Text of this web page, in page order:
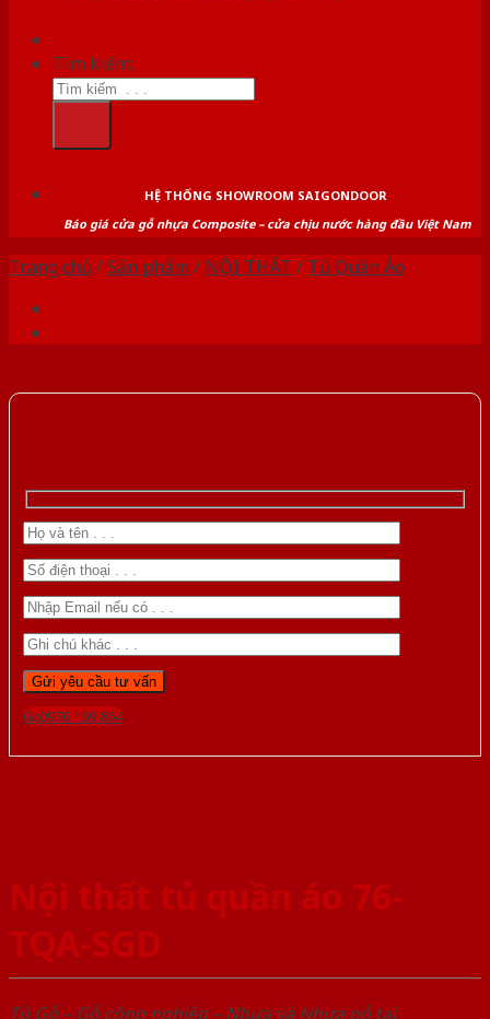
Tìm kiếm:
HỆ THỐNG SHOWROOM SAIGONDOOR
Báo giá cửa gỗ nhựa Composite – cửa chịu nước hàng đầu Việt Nam
Trang chủ /Sản phẩm / NỘI THẤT / Tủ Quần Áo
Gọi 0976.169.864
Nội thất tủ quần áo 76-
TQA-SGD
Tủ Gỗ – Gỗ công nghiêp – Nhựa và Nhựa gỗ tại